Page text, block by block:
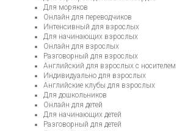
Для моряков
Онлайн для переводчиков
Интенсивный для взрослых
Для начинающих взрослых
Онлайн для взрослых
Разговорный для взрослых
Английский для взрослых с носителем
Индивидуально для взрослых
Английские клубы для взрослых
Для дошкольников
Онлайн для детей
Для начинающих детей
Разговорный для детей